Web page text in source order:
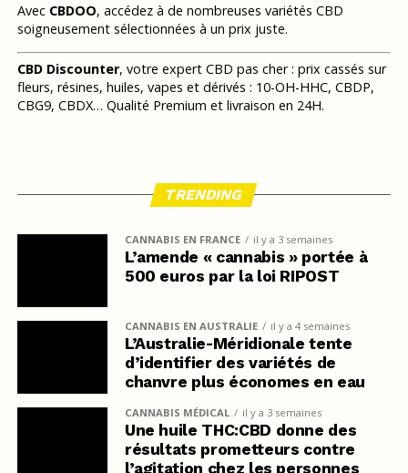
Avec CBDOO, accédez à de nombreuses variétés CBD
soigneusement sélectionnées à un prix juste.
CBD Discounter, votre expert CBD pas cher : prix cassés sur
fleurs, résines, huiles, vapes et dérivés : 10-OH-HHC, CBDP,
CBG9, CBDX… Qualité Premium et livraison en 24H.
TRENDING
CANNABIS EN FRANCE il y a 3 semaines
L’amende « cannabis » portée à
500 euros par la loi RIPOST
CANNABIS EN AUSTRALIE il y a 4 semaines
L’Australie-Méridionale tente
d’identifier des variétés de
chanvre plus économes en eau
CANNABIS MÉDICAL il y a 3 semaines
Une huile THC:CBD donne des
résultats prometteurs contre
l’agitation chez les personnes